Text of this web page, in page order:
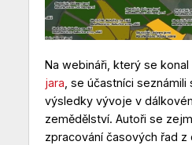
Na webináři, který se konal
jara , se účastníci
výsledky vývoje v
zemědělství. Autoři se
zpracování časových řad